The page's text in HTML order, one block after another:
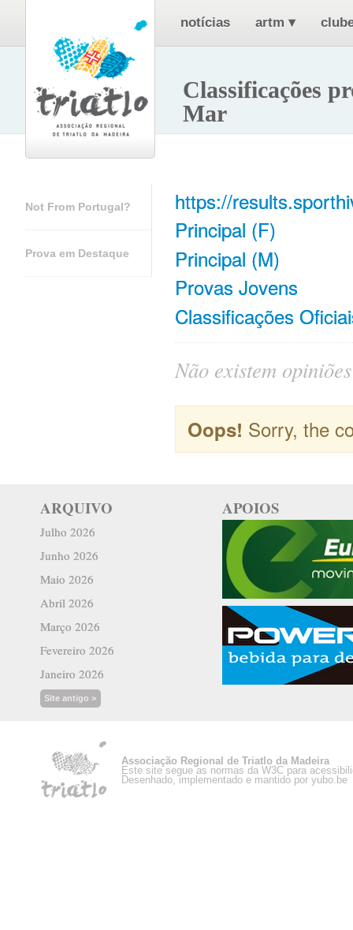
notícias artm ▾
Classificações
Mar
Not From Portugal?
Prova em Destaque
https://
Principal (F)
Principal (M)
Provas Jovens
Classificações
Não existem
Oops! Sorry, the
ARQUIVO
Julho 2026
Junho 2026
Maio 2026
Abril 2026
Março 2026
Fevereiro 2026
Janeiro 2026
Site antigo >
APOIOS
Associação Regional de Triatlo da Madeira
Este site segue as normas da W3C para
Desenhado, implementado e mantido por yubo.be